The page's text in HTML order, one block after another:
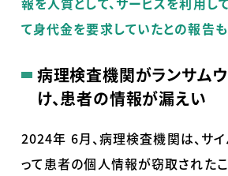
て身代金を要求していたとの報告も
病理検査機関がランサム
け、患者の情報が漏えい
2024年 6月、病理検査機関は、サ
って患者の個人情報が窃取された